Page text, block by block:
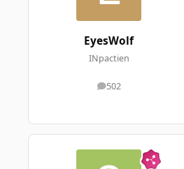
EyesWolf
INpactien
502
messages